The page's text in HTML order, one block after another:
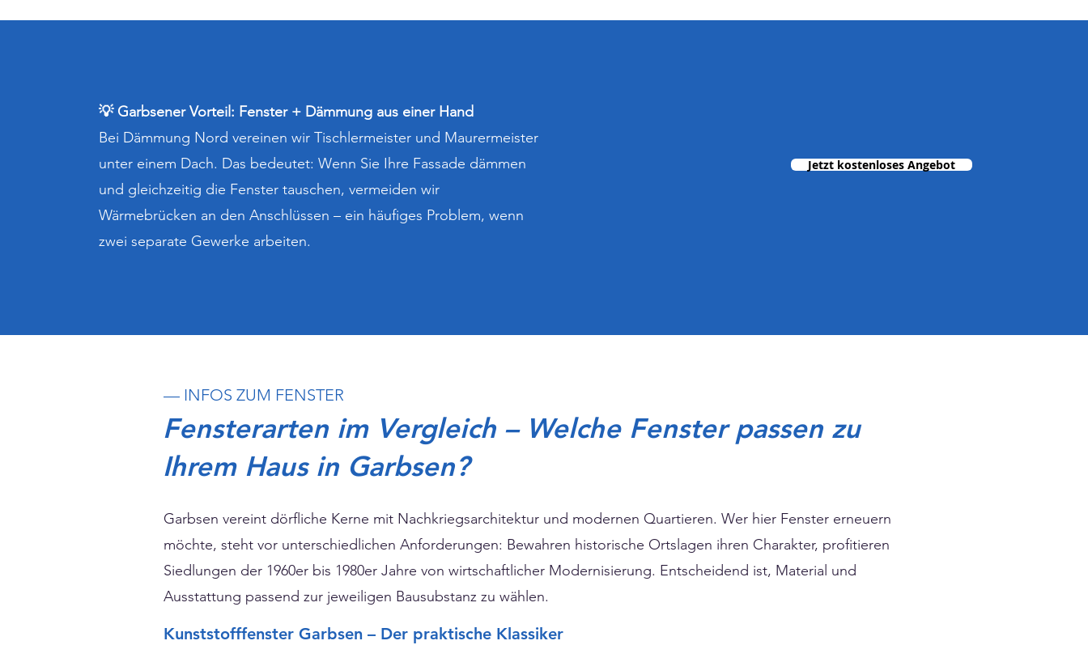
💡 Garbsener Vorteil: Fenster + Dämmung aus einer Hand
Bei Dämmung Nord vereinen wir Tischlermeister und Maurermeister
unter einem Dach. Das bedeutet: Wenn Sie Ihre Fassade dämmen
und gleichzeitig die Fenster tauschen, vermeiden wir
Wärmebrücken an den Anschlüssen – ein häufiges Problem, wenn
zwei separate Gewerke arbeiten.
Jetzt kostenloses Angebot
— INFOS ZUM FENSTER
Fensterarten im Vergleich – Welche Fenster passen zu
Ihrem Haus in Garbsen?
Garbsen vereint dörfliche Kerne mit Nachkriegsarchitektur und modernen Quartieren. Wer hier Fenster erneuern
möchte, steht vor unterschiedlichen Anforderungen: Bewahren historische Ortslagen ihren Charakter, profitieren
Siedlungen der 1960er bis 1980er Jahre von wirtschaftlicher Modernisierung. Entscheidend ist, Material und
Ausstattung passend zur jeweiligen Bausubstanz zu wählen.
Kunststofffenster Garbsen – Der praktische Klassiker